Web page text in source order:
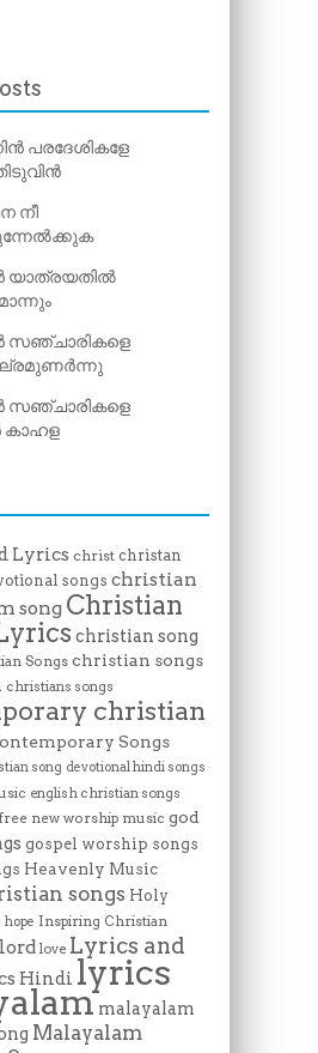
പരദേശികളേ
നീ
യാത്രയതിൽ
സഞ്ചാരികളെ
സഞ്ചാരികളെ
കാഹള
Lyrics christ christan
songs christian
song Christian
christian song
Songs christian songs
christians songs
christian
Songs
song devotional hindi songs
english christian songs
free new worship music god
gospel worship songs
Heavenly Music
songs Holy
hope Inspiring Christian
lord love Lyrics and
Hindi lyrics
malayalam
Malayalam